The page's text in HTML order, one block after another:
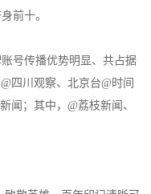
前十。
号传播优势明显、共占据
四川观察、北京台@时间
闻；其中，@荔枝新闻、